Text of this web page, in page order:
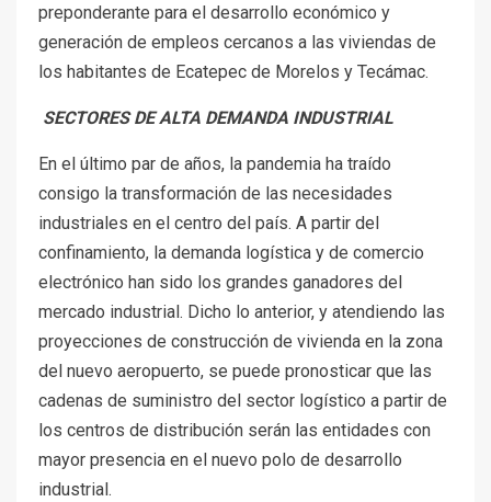
preponderante para el desarrollo económico y
generación de empleos cercanos a las viviendas de
los habitantes de Ecatepec de Morelos y Tecámac.
SECTORES DE ALTA DEMANDA INDUSTRIAL
En el último par de años, la pandemia ha traído
consigo la transformación de las necesidades
industriales en el centro del país. A partir del
confinamiento, la demanda logística y de comercio
electrónico han sido los grandes ganadores del
mercado industrial. Dicho lo anterior, y atendiendo las
proyecciones de construcción de vivienda en la zona
del nuevo aeropuerto, se puede pronosticar que las
cadenas de suministro del sector logístico a partir de
los centros de distribución serán las entidades con
mayor presencia en el nuevo polo de desarrollo
industrial.